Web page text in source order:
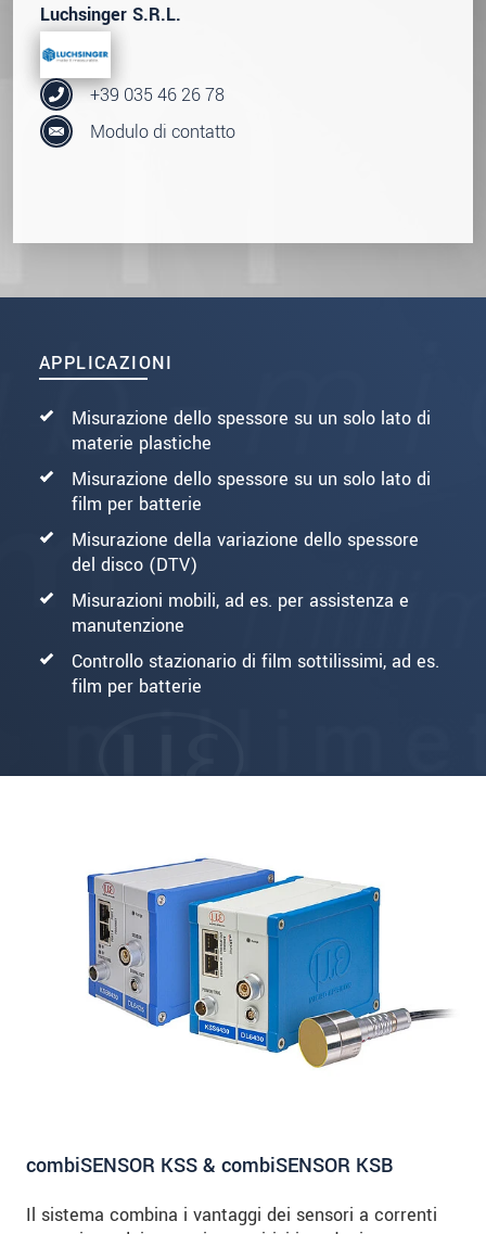
APPLICAZIONI
Misurazione dello spessore su un solo lato di
materie plastiche
Misurazione dello spessore su un solo lato di
film per batterie
Misurazione della variazione dello spessore
del disco (DTV)
Misurazioni mobili, ad es. per assistenza e
manutenzione
Controllo stazionario di film sottilissimi, ad es.
film per batterie
Luchsinger S.R.L.
+39 035 46 26 78
Modulo di contatto
combiSENSOR KSS & combiSENSOR KSB
Il sistema combina i vantaggi dei sensori a correnti